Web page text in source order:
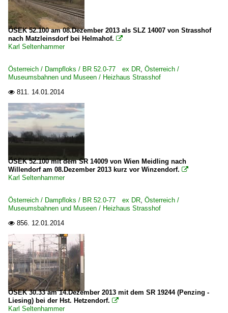
ÖSEK 52.100 am 08.Dezember 2013 als SLZ 14007 von Strasshof
nach Matzleinsdorf bei Helmahof. 
Karl Seltenhammer
Österreich / Dampfloks / BR 52.0-77 ex DR, Österreich /
Museumsbahnen und Museen / Heizhaus Strasshof
 811. 14.01.2014
ÖSEK 52.100 mit dem SR 14009 von Wien Meidling nach
Willendorf am 08.Dezember 2013 kurz vor Winzendorf. 
Karl Seltenhammer
Österreich / Dampfloks / BR 52.0-77 ex DR, Österreich /
Museumsbahnen und Museen / Heizhaus Strasshof
 856. 12.01.2014
ÖSEK 30.33 am 14.Dezember 2013 mit dem SR 19244 (Penzing -
Liesing) bei der Hst. Hetzendorf. 
Karl Seltenhammer